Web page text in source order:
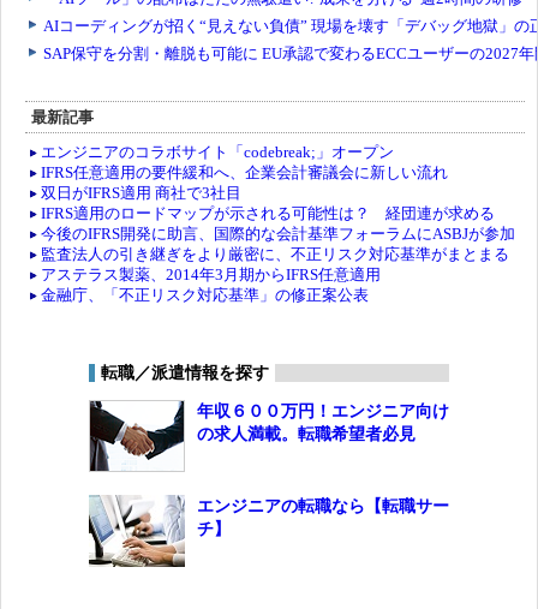
最新記事
エンジニアのコラボサイト「codebreak;」オープン
IFRS任意適用の要件緩和へ、企業会計審議会に新しい流れ
双日がIFRS適用 商社で3社目
IFRS適用のロードマップが示される可能性は？ 経団連が求める
今後のIFRS開発に助言、国際的な会計基準フォーラムにASBJが参加
監査法人の引き継ぎをより厳密に、不正リスク対応基準がまとまる
アステラス製薬、2014年3月期からIFRS任意適用
金融庁、「不正リスク対応基準」の修正案公表
転職／派遣情報を探す
年収６００万円！エンジニア向け
の求人満載。転職希望者必見
エンジニアの転職なら【転職サー
チ】